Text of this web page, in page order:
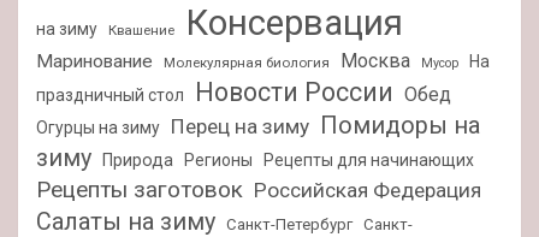
на зиму Квашение Консервация
Маринование Молекулярная биология Москва Мусор
На
праздничный стол
Новости России Обед
Огурцы на зиму Перец на зиму Помидоры на
зиму
Природа Регионы Рецепты для начинающих
Рецепты заготовок Российская Федерация
Салаты на зиму Санкт-Петербург Санкт-